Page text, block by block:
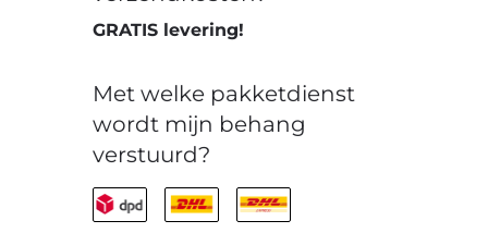
GRATIS levering!
Met welke pakketdienst
wordt mijn behang
verstuurd?